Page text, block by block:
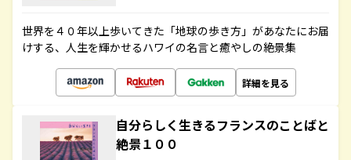
世界を４０年以上歩いてきた「地球の歩き方」があなたにお届
けする、人生を輝かせるハワイの名言と癒やしの絶景集
詳細を見る
自分らしく生きるフランスのことばと
絶景１００